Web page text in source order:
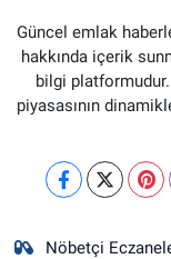
Güncel emlak
hakkında içerik
bilgi
piyasasının
Nöbetçi